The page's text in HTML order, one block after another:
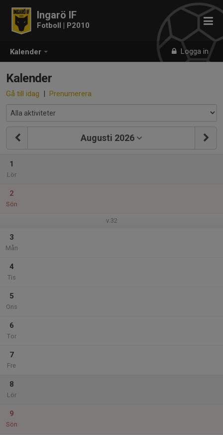
Kalender Logga in
Ingarö IF
Fotboll | P2010
Kalender
Gå till idag | Prenumerera
Augusti 2026
1
Lör
2
Sön
v.32
3
Mån
4
Tis
5
Ons
6
Tor
7
Fre
8
Lör
9
Sön